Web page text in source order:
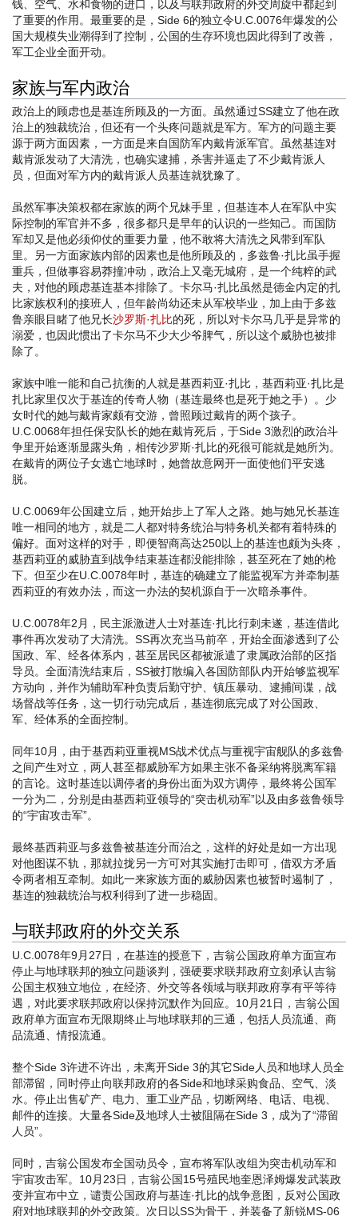
钱、空气、水和食物的进口，以及与联邦政府的外交周旋中都起到
了重要的作用。最重要的是，Side 6的独立令U.C.0076年爆发的公
国大规模失业潮得到了控制，公国的生存环境也因此得到了改善，
军工企业全面开动。
家族与军内政治
政治上的顾虑也是基连所顾及的一方面。虽然通过SS建立了他在政
治上的独裁统治，但还有一个头疼问题就是军方。军方的问题主要
源于两方面因素，一方面是来自国防军内戴肯派军官。虽然基连对
戴肯派发动了大清洗，也确实逮捕，杀害并逼走了不少戴肯派人
员，但面对军方内的戴肯派人员基连就犹豫了。
虽然军事决策权都在家族的两个兄妹手里，但基连本人在军队中实
际控制的军官并不多，很多都只是早年的认识的一些知己。而国防
军却又是他必须仰仗的重要力量，他不敢将大清洗之风带到军队
里。另一方面家族内部的因素也是他所顾及的，多兹鲁·扎比虽手握
重兵，但做事容易莽撞冲动，政治上又毫无城府，是一个纯粹的武
夫，对他的顾虑基连基本排除了。卡尔马·扎比虽然是德金内定的扎
比家族权利的接班人，但年龄尚幼还未从军校毕业，加上由于多兹
鲁亲眼目睹了他兄长沙罗斯·扎比的死，所以对卡尔马几乎是异常的
溺爱，也因此惯出了卡尔马不少大少爷脾气，所以这个威胁也被排
除了。
家族中唯一能和自己抗衡的人就是基西莉亚·扎比，基西莉亚·扎比是
扎比家里仅次于基连的传奇人物（基连最终也是死于她之手）。少
女时代的她与戴肯家颇有交游，曾照顾过戴肯的两个孩子。
U.C.0068年担任保安队长的她在戴肯死后，于Side 3激烈的政治斗
争里开始逐渐显露头角，相传沙罗斯·扎比的死很可能就是她所为。
在戴肯的两位子女逃亡地球时，她曾故意网开一面使他们平安逃
脱。
U.C.0069年公国建立后，她开始步上了军人之路。她与她兄长基连
唯一相同的地方，就是二人都对特务统治与特务机关都有着特殊的
偏好。面对这样的对手，即便智商高达250以上的基连也颇为头疼，
基西莉亚的威胁直到战争结束基连都没能排除，甚至死在了她的枪
下。但至少在U.C.0078年时，基连的确建立了能监视军方并牵制基
西莉亚的有效办法，而这一办法的契机源自于一次暗杀事件。
U.C.0078年2月，民主派激进人士对基连·扎比行刺未遂，基连借此
事件再次发动了大清洗。SS再次充当马前卒，开始全面渗透到了公
国政、军、经各体系内，甚至居民区都被派遣了隶属政治部的区指
导员。全面清洗结束后，SS被打散编入各国防部队内开始够监视军
方动向，并作为辅助军种负责后勤守护、镇压暴动、逮捕间谍，战
场督战等任务，这一切行动完成后，基连彻底完成了对公国政、
军、经体系的全面控制。
同年10月，由于基西莉亚重视MS战术优点与重视宇宙舰队的多兹鲁
之间产生对立，两人甚至都威胁军方如果主张不备采纳将脱离军籍
的言论。这时基连以调停者的身份出面为双方调停，最终将公国军
一分为二，分别是由基西莉亚领导的“突击机动军”以及由多兹鲁领导
的“宇宙攻击军”。
最终基西莉亚与多兹鲁被基连分而治之，这样的好处是如一方出现
对他图谋不轨，那就拉拢另一方可对其实施打击即可，借双方矛盾
令两者相互牵制。如此一来家族方面的威胁因素也被暂时遏制了，
基连的独裁统治与权利得到了进一步稳固。
与联邦政府的外交关系
U.C.0078年9月27日，在基连的授意下，吉翁公国政府单方面宣布
停止与地球联邦的独立问题谈判，强硬要求联邦政府立刻承认吉翁
公国主权独立地位，在经济、外交等各领域与联邦政府享有平等待
遇，对此要求联邦政府以保持沉默作为回应。10月21日，吉翁公国
政府单方面宣布无限期终止与地球联邦的三通，包括人员流通、商
品流通、情报流通。
整个Side 3许进不许出，未离开Side 3的其它Side人员和地球人员全
部滞留，同时停止向联邦政府的各Side和地球采购食品、空气、淡
水。停止出售矿产、电力、重工业产品，切断网络、电话、电视、
邮件的连接。大量各Side及地球人士被阻隔在Side 3，成为了“滞留
人员”。
同时，吉翁公国发布全国动员令，宣布将军队改组为突击机动军和
宇宙攻击军。10月23日，吉翁公国15号殖民地奎恩泽姆爆发武装政
变并宣布中立，谴责公国政府与基连·扎比的战争意图，反对公国政
府对地球联邦的外交政策。次日以SS为骨干，并装备了新锐MS-06